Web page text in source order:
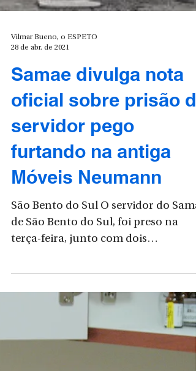
Vilmar Bueno, o ESPETO
Samae divulga nota
oficial sobre prisão de
servidor pego
furtando na antiga
Móveis Neumann
São Bento do Sul O servidor do